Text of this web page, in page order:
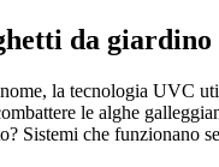
da giardino
la tecnologia UVC
le alghe
Sistemi che funzionano